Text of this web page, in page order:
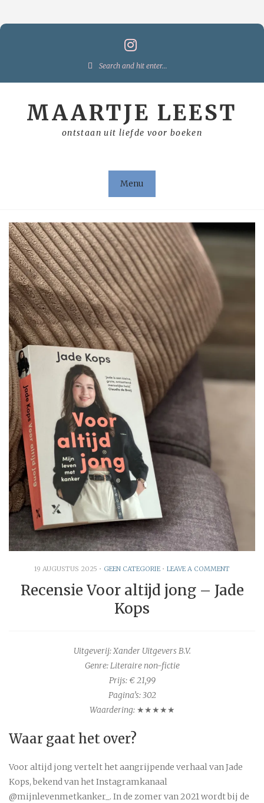
Search
MAARTJE LEEST
ontstaan uit liefde voor boeken
Menu
19 AUGUSTUS 2025 • GEEN CATEGORIE• LEAVE A COMMENT
Recensie Voor altijd jong – Jade
Kops
Uitgeverij: Xander Uitgevers B.V.
Genre: Literaire non-fictie
Prijs: € 21,99
Pagina’s: 302
Waardering:★★★★★
Waar gaat het over?
Voor altijd jong vertelt het aangrijpende verhaal van Jade
Kops, bekend van het Instagramkanaal
@mijnlevenmetkanker_. In de zomer van 2021 wordt bij de